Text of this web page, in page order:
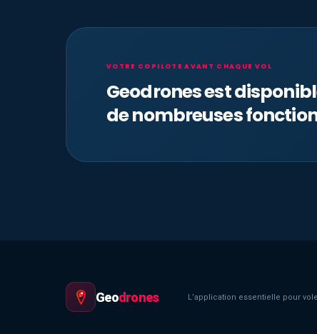
VOTRE COPILOTE AVANT CHAQUE VOL
Geodrones est
de nombreuses
Geodrones L’application essentielle pour